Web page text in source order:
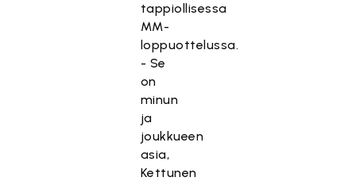
tappiollisessa
MM-
loppuottelussa.
- Se
on
minun
ja
joukkueen
asia,
Kettunen